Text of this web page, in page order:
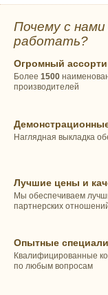
Почему с нами
работать?
Огромный
Более 1500
производителей
Наглядная выкладка
Лучшие цены и
Мы обеспечиваем
партнерских
Опытные
Квалифицированные
по любым вопросам